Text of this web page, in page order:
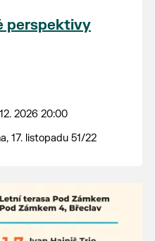
perspektivy
2026 20:00
17. listopadu 51/22